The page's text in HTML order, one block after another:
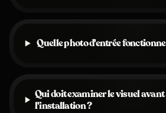
Quelle photo d'entrée
Qui doit examiner le visuel avant
l'installation ?